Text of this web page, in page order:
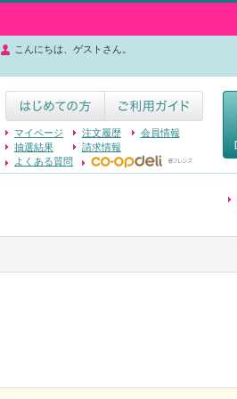
こんにちは、ゲストさん。
マイページ 注文履歴
会員情報
抽選結果
請求情報
よくある質問